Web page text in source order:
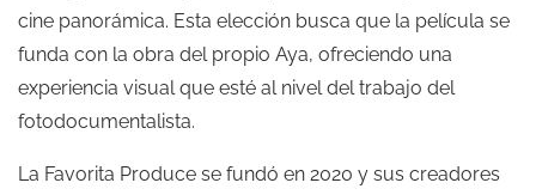
cine panorámica. Esta elección busca que la película se
funda con la obra del propio Aya, ofreciendo una
experiencia visual que esté al nivel del trabajo del
fotodocumentalista.
La Favorita Produce se fundó en 2020 y sus creadores